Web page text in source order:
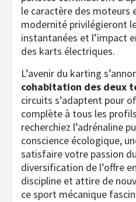
le caractère des moteurs
modernité privilégieront
instantanées et l’impact
des karts électriques.
L’avenir du karting
cohabitation des deux
circuits s’adaptent pour
complète à tous les
recherchiez l’adrénaline
conscience écologique,
satisfaire votre passion
diversification de l’offre
discipline et attire de
ce sport mécanique